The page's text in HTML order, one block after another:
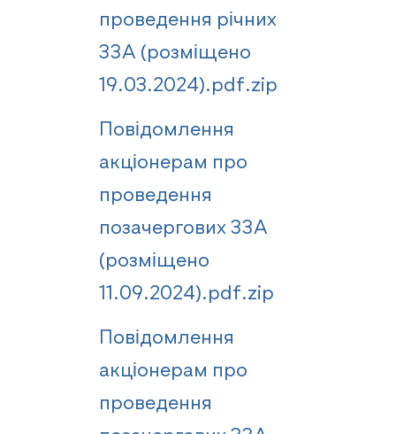
проведення річних
ЗЗА (розміщено
19.03.2024).pdf.zip
Повідомлення
акціонерам про
проведення
позачергових ЗЗА
(розміщено
11.09.2024).pdf.zip
Повідомлення
акціонерам про
проведення